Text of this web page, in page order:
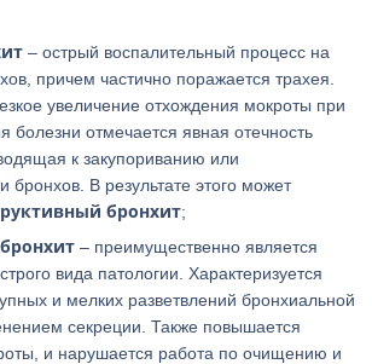
– острый воспалительный процесс на
причем частично поражается трахея.
увеличение отхождения мокроты при
болезни отмечается явная отечность
к закупориванию или
бронхов. В результате этого может
бронхит;
– преимущественно является
вида патологии. Характеризуется
и мелких разветвлений бронхиальной
секреции. Также повышается
и нарушается работа по очищению и